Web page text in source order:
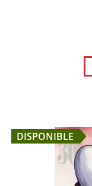
DISPONIBLE